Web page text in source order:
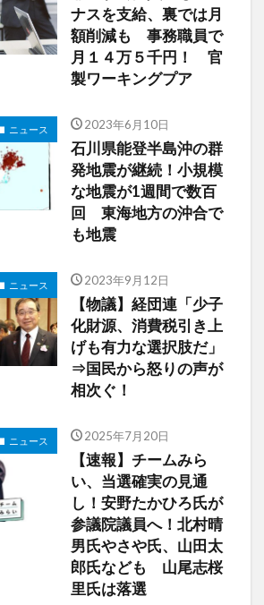
ナスを支給、裏では月
額削減も 事務職員で
月１４万５千円！ 官
製ワーキングプア
ニュース 2023年6月10日
石川県能登半島沖の群
発地震が継続！小規模
な地震が1週間で数百
回 東海地方の沖合で
も地震
ニュース 2023年9月12日
【物議】経団連「少子
化財源、消費税引き上
げも有力な選択肢だ」
⇒国民から怒りの声が
相次ぐ！
ニュース 2025年7月20日
【速報】チームみら
い、当選確実の見通
し！安野たかひろ氏が
参議院議員へ！北村晴
男氏やさや氏、山田太
郎氏なども 山尾志桜
里氏は落選